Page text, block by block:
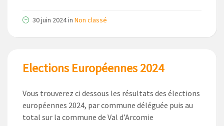
30 juin 2024in Non classé
Elections Européennes 2024
Vous trouverez ci dessous les résultats des élections
européennes 2024, par commune déléguée puis au
total sur la commune de Val d’Arcomie